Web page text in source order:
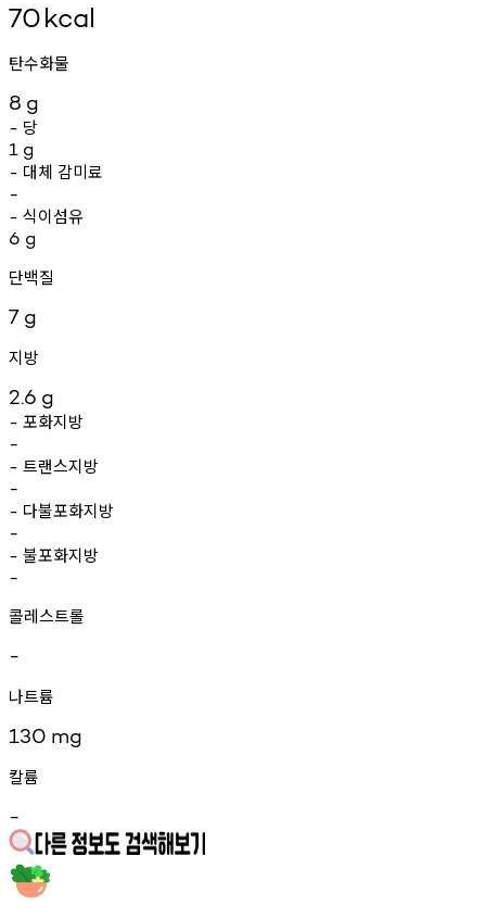
70kcal
탄수화물
8 g
- 당
1 g
- 대체 감미료
-
- 식이섬유
6 g
단백질
7 g
지방
2.6 g
- 포화지방
-
- 트랜스지방
-
- 다불포화지방
-
- 불포화지방
-
콜레스트롤
-
나트륨
130 mg
칼륨
-